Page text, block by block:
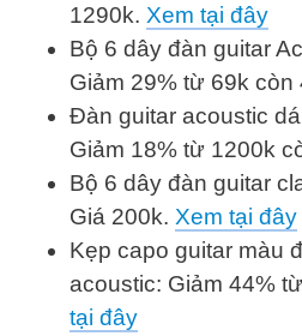
1290k. Xem tại đây
Bộ 6 dây đàn guitar
Giảm 29% từ 69k còn
Đàn guitar acoustic
Giảm 18% từ 1200k
Bộ 6 dây đàn guitar
Giá 200k. Xem tại đây
Kẹp capo guitar màu
acoustic: Giảm 44%
tại đây